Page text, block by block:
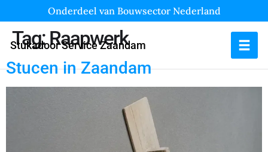
Onderdeel van Bouwsector Nederland
Stukadoor Service Zaandam
Tag:Raapwerk
Stucen in Zaandam